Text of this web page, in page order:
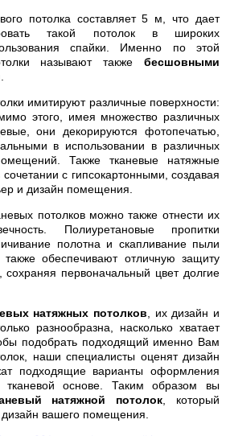
потолка составляет 5 м, что дает
такой потолок в широких
спайки. Именно по этой
называют также бесшовными
имитируют различные поверхности:
этого, имея множество различных
они декорируются фотопечатью,
в использовании в различных
Также тканевые натяжные
с гипсокартонными, создавая
и дизайн помещения.
потолков можно также отнести их
Полиуретановые пропитки
полотна и скапливание пыли
обеспечивают отличную защиту
сохраняя первоначальный цвет долгие
натяжных потолков , их дизайн и
разнообразна, насколько хватает
подобрать подходящий именно Вам
наши специалисты оценят дизайн
подходящие варианты оформления
тканевой основе. Таким образом вы
натяжной потолок , который
вашего помещения.